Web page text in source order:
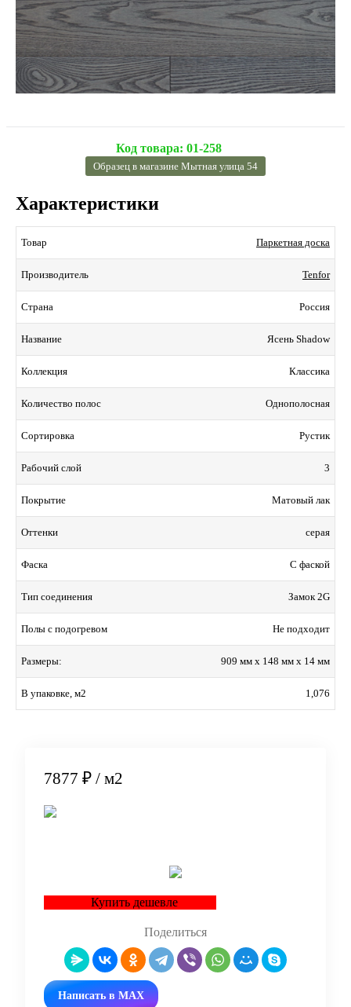
Код товара: 01-258
Образец в магазине Мытная улица 54
Характеристики
Товар Паркетная доска
Производитель Tenfor
Страна Россия
Название Ясень Shadow
Коллекция Классика
Количество полос Однополосная
Сортировка Рустик
Рабочий слой 3
Покрытие Матовый лак
Оттенки серая
Фаска С фаской
Тип соединения Замок 2G
Полы с подогревом Не подходит
Размеры: 909 мм x 148 мм x 14 мм
В упаковке, м2 1,076
7877 ₽ / м2
Купить дешевле
Поделиться
Написать в MAX